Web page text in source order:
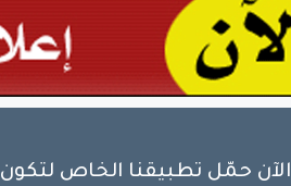
الآن حمّل تطبيقنا الخاص لتكون